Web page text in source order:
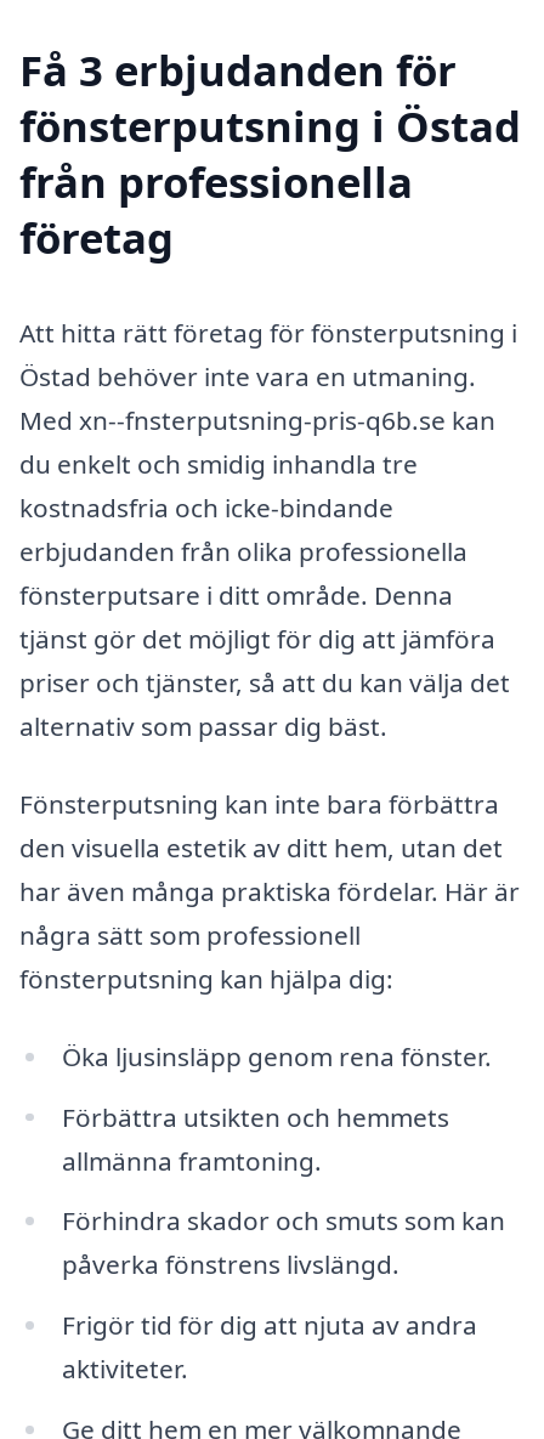
Få 3 erbjudanden för
fönsterputsning i Östad
från professionella
företag
Att hitta rätt företag för fönsterputsning i
Östad behöver inte vara en utmaning.
Med xn--fnsterputsning-pris-q6b.se kan
du enkelt och smidig inhandla tre
kostnadsfria och icke-bindande
erbjudanden från olika professionella
fönsterputsare i ditt område. Denna
tjänst gör det möjligt för dig att jämföra
priser och tjänster, så att du kan välja det
alternativ som passar dig bäst.
Fönsterputsning kan inte bara förbättra
den visuella estetik av ditt hem, utan det
har även många praktiska fördelar. Här är
några sätt som professionell
fönsterputsning kan hjälpa dig:
Öka ljusinsläpp genom rena fönster.
Förbättra utsikten och hemmets
allmänna framtoning.
Förhindra skador och smuts som kan
påverka fönstrens livslängd.
Frigör tid för dig att njuta av andra
aktiviteter.
Ge ditt hem en mer välkomnande